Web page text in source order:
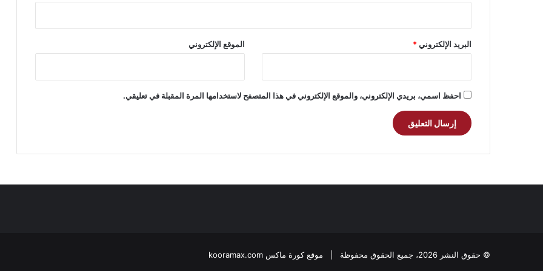
البريد الإلكتروني* الموقع الإلكتروني
احفظ اسمي، بريدي الإلكتروني، والموقع الإلكتروني في هذا المتصفح لاستخدامها المرة المقبلة في تعليقي.
© حقوق النشر 2026، جميع الحقوق محفوظة | موقع كورة ماكس kooramax.com